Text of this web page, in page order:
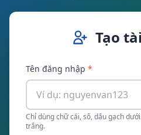
Tạo
Tên đăng nhập *
Chỉ dùng chữ cái, số, dấu gạch
trắng.